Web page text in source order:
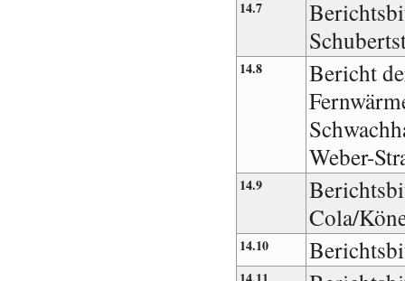
14.7
14.8
Bericht
Weber-
14.9
Cola/
14.10